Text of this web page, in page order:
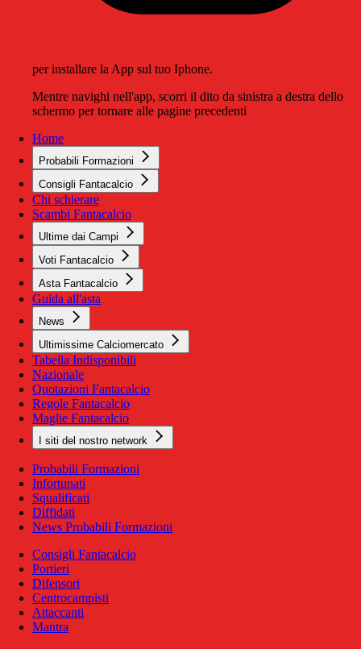
per installare la App sul tuo Iphone.
Mentre navighi nell'app, scorri il dito da sinistra a destra dello
schermo per tornare alle pagine precedenti
Home
Probabili Formazioni
Consigli Fantacalcio
Chi schierare
Scambi Fantacalcio
Ultime dai Campi
Voti Fantacalcio
Asta Fantacalcio
Guida all'asta
News
Ultimissime Calciomercato
Tabella Indisponibili
Nazionale
Quotazioni Fantacalcio
Regole Fantacalcio
Maglie Fantacalcio
I siti del nostro network
Probabili Formazioni
Infortunati
Squalificati
Diffidati
News Probabili Formazioni
Consigli Fantacalcio
Portieri
Difensori
Centrocampisti
Attaccanti
Mantra